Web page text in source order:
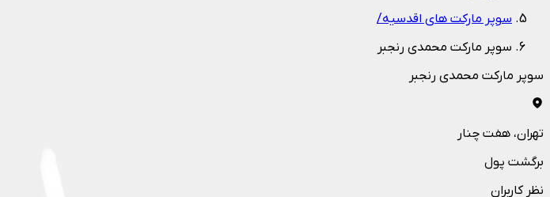
سوپر مارکت های اقدسیه/
سوپر مارکت محمدی رنجبر
سوپر مارکت محمدی رنجبر
تهران، هفت چنار
برگشت پول
نظر کاربران